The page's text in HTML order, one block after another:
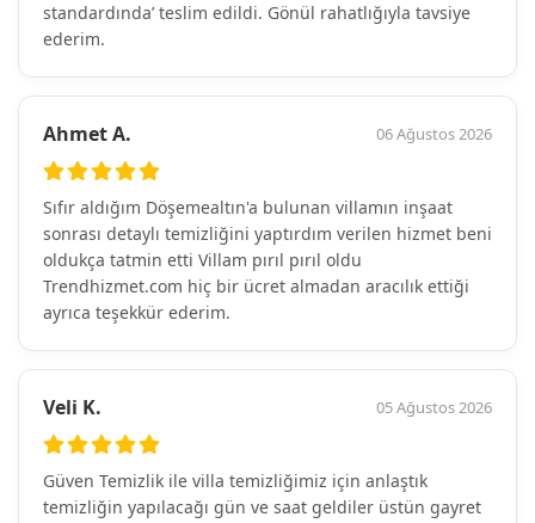
standardında’ teslim edildi. Gönül rahatlığıyla tavsiye
ederim.
Ahmet A. 06 Ağustos 2026
Sıfır aldığım Döşemealtın'a bulunan villamın inşaat
sonrası detaylı temizliğini yaptırdım verilen hizmet beni
oldukça tatmin etti Villam pırıl pırıl oldu
Trendhizmet.com hiç bir ücret almadan aracılık ettiği
ayrıca teşekkür ederim.
Veli K. 05 Ağustos 2026
Güven Temizlik ile villa temizliğimiz için anlaştık
temizliğin yapılacağı gün ve saat geldiler üstün gayret